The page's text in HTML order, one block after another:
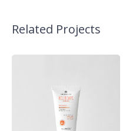
Related Projects